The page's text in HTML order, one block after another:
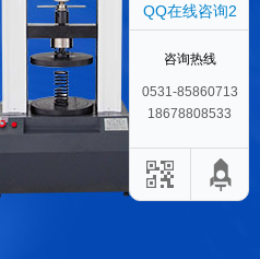
QQ在线咨询2
咨询热线
0531-85860713
18678808533